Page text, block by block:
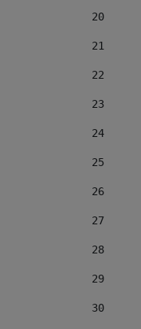
20
21
22
23
24
25
26
27
28
29
30